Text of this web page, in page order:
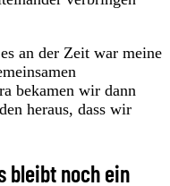
an der Zeit war meine
bekamen wir dann
heraus, dass wir
bleibt noch ein